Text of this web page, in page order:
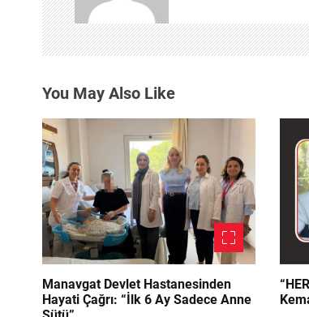
i
n
e
s
i
You May Also Like
Manavgat Devlet Hastanesinden
Hayati Çağrı: “İlk 6 Ay Sadece Anne
“HER